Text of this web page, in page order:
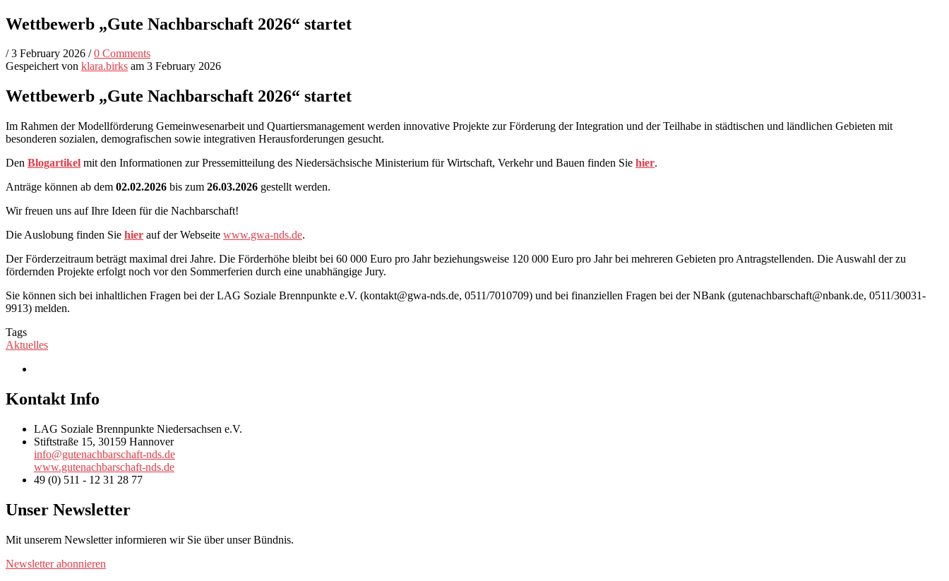
Wettbewerb „Gute Nachbarschaft 2026“ startet
/3 February 2026 /0 Comments
Gespeichert von klara.birks am 3 February 2026
Wettbewerb „Gute Nachbarschaft 2026“ startet
Im Rahmen der Modellförderung Gemeinwesenarbeit und Quartiersmanagement werden innovative Projekte zur Förderung der Integration und der Teilhabe in städtischen und ländlichen Gebieten mit
besonderen sozialen, demografischen sowie integrativen Herausforderungen gesucht.
Den Blogartikel mit den Informationen zur Pressemitteilung des Niedersächsische Ministerium für Wirtschaft, Verkehr und Bauen finden Sie hier.
Anträge können ab dem 02.02.2026 bis zum 26.03.2026 gestellt werden.
Wir freuen uns auf Ihre Ideen für die Nachbarschaft!
Die Auslobung finden Sie hier auf der Webseite www.gwa-nds.de.
Der Förderzeitraum beträgt maximal drei Jahre. Die Förderhöhe bleibt bei 60 000 Euro pro Jahr beziehungsweise 120 000 Euro pro Jahr bei mehreren Gebieten pro Antragstellenden. Die Auswahl der zu
fördernden Projekte erfolgt noch vor den Sommerferien durch eine unabhängige Jury.
Sie können sich bei inhaltlichen Fragen bei der LAG Soziale Brennpunkte e.V. (kontakt@gwa-nds.de, 0511/7010709) und bei finanziellen Fragen bei der NBank (gutenachbarschaft@nbank.de, 0511/30031-
9913) melden.
Tags
Aktuelles
Kontakt Info
LAG Soziale Brennpunkte Niedersachsen e.V.
Stiftstraße 15, 30159 Hannover
info@gutenachbarschaft-nds.de
www.gutenachbarschaft-nds.de
49 (0) 511 - 12 31 28 77
Unser Newsletter
Mit unserem Newsletter informieren wir Sie über unser Bündnis.
Newsletter abonnieren